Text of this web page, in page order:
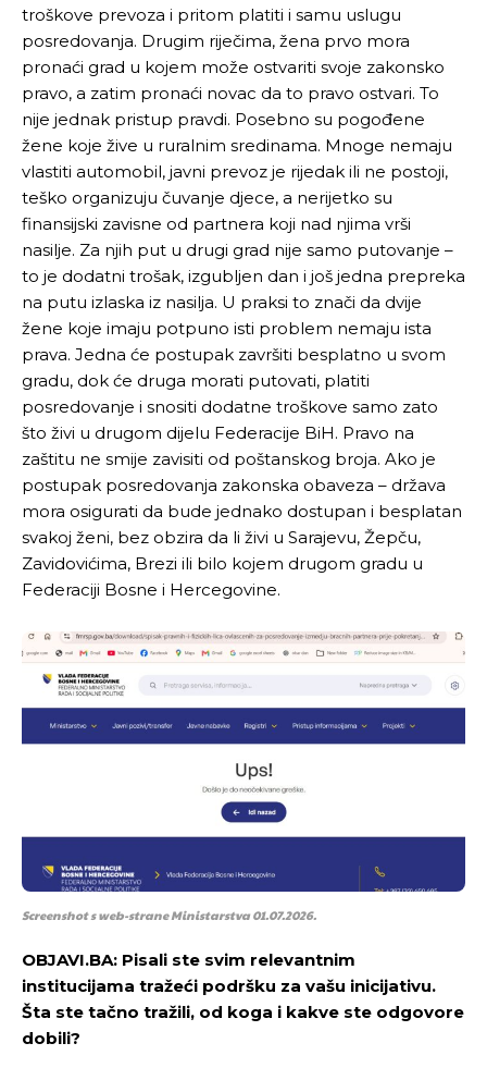
troškove prevoza i pritom platiti i samu uslugu
posredovanja. Drugim riječima, žena prvo mora
pronaći grad u kojem može ostvariti svoje zakonsko
pravo, a zatim pronaći novac da to pravo ostvari. To
nije jednak pristup pravdi. Posebno su pogođene
žene koje žive u ruralnim sredinama. Mnoge nemaju
vlastiti automobil, javni prevoz je rijedak ili ne postoji,
teško organizuju čuvanje djece, a nerijetko su
finansijski zavisne od partnera koji nad njima vrši
nasilje. Za njih put u drugi grad nije samo putovanje –
to je dodatni trošak, izgubljen dan i još jedna prepreka
na putu izlaska iz nasilja. U praksi to znači da dvije
žene koje imaju potpuno isti problem nemaju ista
prava. Jedna će postupak završiti besplatno u svom
gradu, dok će druga morati putovati, platiti
posredovanje i snositi dodatne troškove samo zato
što živi u drugom dijelu Federacije BiH. Pravo na
zaštitu ne smije zavisiti od poštanskog broja. Ako je
postupak posredovanja zakonska obaveza – država
mora osigurati da bude jednako dostupan i besplatan
svakoj ženi, bez obzira da li živi u Sarajevu, Žepču,
Zavidovićima, Brezi ili bilo kojem drugom gradu u
Federaciji Bosne i Hercegovine.
Screenshot s web-strane Ministarstva 01.07.2026.
OBJAVI.BA: Pisali ste svim relevantnim
institucijama tražeći podršku za vašu inicijativu.
Šta ste tačno tražili, od koga i kakve ste odgovore
dobili?